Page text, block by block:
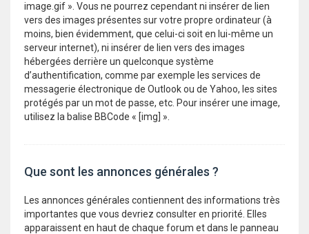
image.gif ». Vous ne pourrez cependant ni insérer de lien
vers des images présentes sur votre propre ordinateur (à
moins, bien évidemment, que celui-ci soit en lui-même un
serveur internet), ni insérer de lien vers des images
hébergées derrière un quelconque système
d’authentification, comme par exemple les services de
messagerie électronique de Outlook ou de Yahoo, les sites
protégés par un mot de passe, etc. Pour insérer une image,
utilisez la balise BBCode « [img] ».
Que sont les annonces générales ?
Les annonces générales contiennent des informations très
importantes que vous devriez consulter en priorité. Elles
apparaissent en haut de chaque forum et dans le panneau